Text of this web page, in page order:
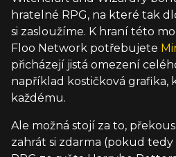
hratelné RPG, na které tak
si zasloužíme. K hraní této
Floo Network potřebujete
přicházejí jistá omezení
například kostičková grafika,
každému.
Ale možná stojí za to,
zahrát si zdarma (pokud